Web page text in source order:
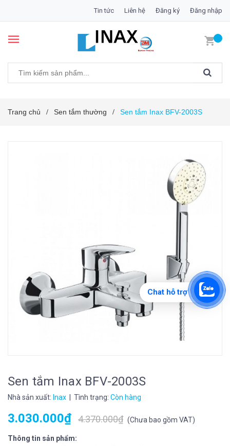
Tin tức Liên hệ Đăng ký Đăng nhập
Trang chủ / Sen tắm thường / Sen tắm Inax BFV-2003S
Sen tắm Inax BFV-2003S
Nhà sản xuất: Inax | Tình trạng: Còn hàng
3.030.000₫ 4.370.000₫ (Chưa bao gồm VAT)
Thông tin sản phẩm:
Chat hỗ trợ